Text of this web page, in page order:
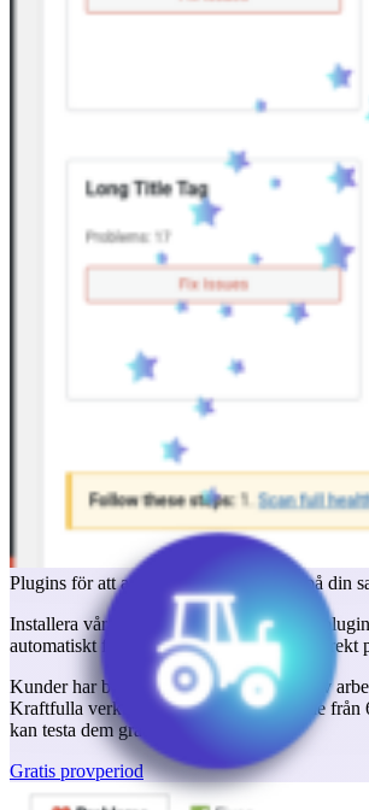
Plugins för att automatiskt infoga fixar på din
Installera våra
WordPress och Shopify
-
automatiskt fixa alla dina SEO-problem direkt
Kunder har berättat att de sparat veckor av
Kraftfulla verktyg till ditt fulla förfogande från
kan testa dem gratis i vår provperiod.
Gratis provperiod